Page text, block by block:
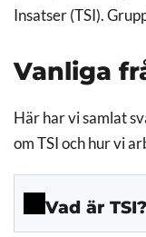
Insatser (TSI).
Vanliga
Här har vi samlat
om TSI och hur vi
Vad är TSI?